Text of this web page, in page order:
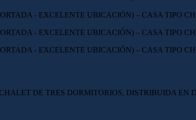
DE TRES DORMITORIOS, DISTRIBUIDA EN